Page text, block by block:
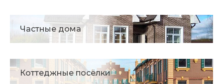
Частные дома
Коттеджные посёлки